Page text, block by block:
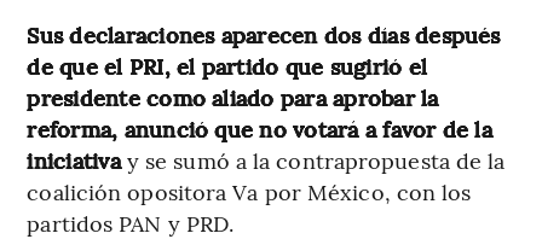
Sus declaraciones aparecen dos días después
de que el PRI, el partido que sugirió el
presidente como aliado para aprobar la
reforma, anunció que no votará a favor de la
iniciativay se sumó a la contrapropuesta de la
coalición opositora Va por México, con los
partidos PAN y PRD.